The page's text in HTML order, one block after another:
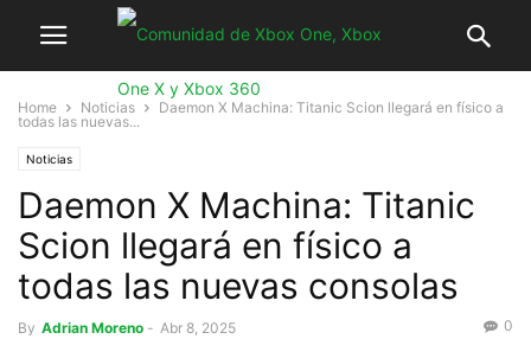
Home Noticias
Daemon X Machina: Titanic Scion llegará en físico a
todas las nuevas...
Noticias
Daemon X Machina: Titanic
Scion llegará en físico a
todas las nuevas consolas
By Adrian Moreno - Abr 8, 2025 0